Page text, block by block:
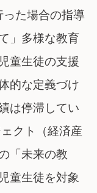
た場合の指導
」多様な教育
童生徒の支援
的な定義づけ
は停滞してい
クト（経済産
「未来の教
童生徒を対象